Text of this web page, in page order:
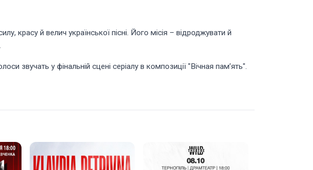
красу й велич української пісні. Його місія – відроджувати й
звучать у фінальній сцені серіалу в композиції "Вічная пам’ять".